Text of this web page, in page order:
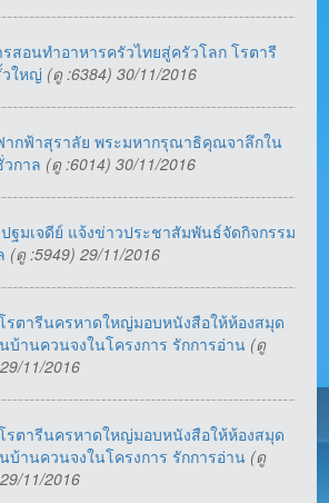
รสอนทำอาหารครัวไทยสู่ครัวโลก โรตารี
ใหญ่ (ดู :6384) 30/11/2016
ากฟ้าสุราลัย พระมหากรุณาธิคุณจาลึกใน
กาล (ดู :6014) 30/11/2016
ฐมเจดีย์ แจ้งข่าวประชาสัมพันธ์จัดกิจกรรม
(ดู :5949) 29/11/2016
รตารีนครหาดใหญ่มอบหนังสือให้ห้องสมุด
นบ้านควนจงในโครงการ รักการอ่าน (ดู
11/2016
รตารีนครหาดใหญ่มอบหนังสือให้ห้องสมุด
นบ้านควนจงในโครงการ รักการอ่าน (ดู
11/2016